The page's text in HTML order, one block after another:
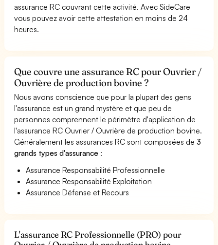
assurance RC couvrant cette activité. Avec SideCare
vous pouvez avoir cette attestation en moins de 24
heures.
Que couvre une assurance RC pour Ouvrier /
Ouvrière de production bovine ?
Nous avons conscience que pour la plupart des gens
l'assurance est un grand mystère et que peu de
personnes comprennent le périmètre d'application de
l'assurance RC Ouvrier / Ouvrière de production bovine.
Généralement les assurances RC sont composées de3
grands types d'assurance :
Assurance Responsabilité Professionnelle
Assurance Responsabilité Exploitation
Assurance Défense et Recours
L'assurance RC Professionnelle (PRO) pour